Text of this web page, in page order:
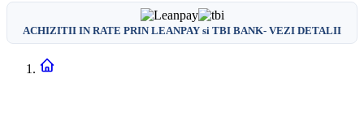
ACHIZITII IN RATE PRIN LEANPAY si TBI BANK- VEZI DETALII